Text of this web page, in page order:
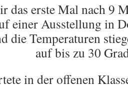
das erste Mal nach 9
einer Ausstellung in
die Temperaturen
auf bis zu 30
in der offenen